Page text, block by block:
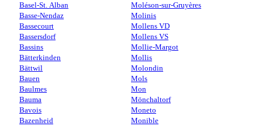
Basel-St. Alban
Basse-Nendaz
Bassecourt
Bassersdorf
Bassins
Bätterkinden
Bättwil
Bauen
Baulmes
Bauma
Bavois
Bazenheid
Moléson-sur-Gruyères
Molinis
Mollens VD
Mollens VS
Mollie-Margot
Mollis
Molondin
Mols
Mon
Mönchaltorf
Moneto
Monible